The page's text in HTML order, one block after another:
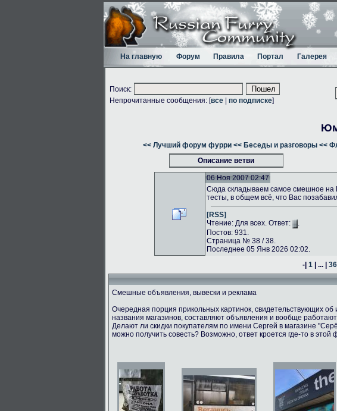
На главную Форум Правила Портал Галерея
Поиск:
Непрочитанные сообщения: [все по подписке]
<< Лучший форум фурри << Беседы и разговоры <<
Описание ветви
06 Ноя 2007 02:47
Сюда складываем самое смешное на
тесты, в общем всё, что Вас
[RSS]
Чтение: Для всех. Ответ:
.
Постов: 931.
Страница № 38 / 38.
Последнее 05 Янв 2026 02:02.
-| 1 | ... | 36
Смешные объявления, вывески и реклама
Очередная порция прикольных картинок, свидетельствующих
названия магазинов, составляют объявления и вообще
Делают ли скидки покупателям по имени Сергей в магазине
можно получить совесть? Возможно, ответ кроется где-то в этой